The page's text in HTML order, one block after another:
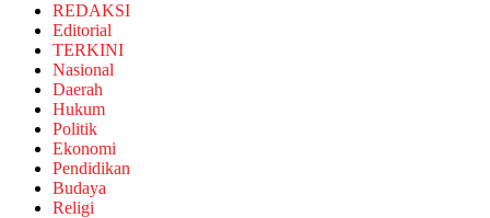
REDAKSI
Editorial
TERKINI
Nasional
Daerah
Hukum
Politik
Ekonomi
Pendidikan
Budaya
Religi